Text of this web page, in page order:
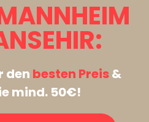
den besten Preis&
mind. 50€!